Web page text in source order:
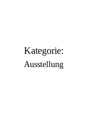
Kategorie:
Ausstellung